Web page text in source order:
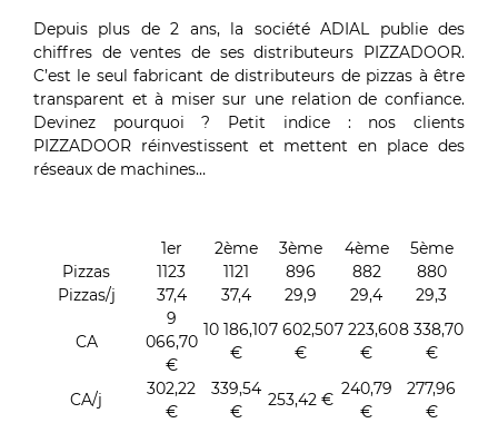
Depuis plus de 2 ans, la société ADIAL publie des
chiffres de ventes de ses distributeurs PIZZADOOR.
C’est le seul fabricant de distributeurs de pizzas à être
transparent et à miser sur une relation de confiance.
Devinez pourquoi ? Petit indice : nos clients
PIZZADOOR réinvestissent et mettent en place des
réseaux de machines…
1er 2ème 3ème 4ème
5ème
Pizzas
1123 1121 896 882
880
Pizzas/j
37,4 37,4 29,9 29,4 29,3
CA
9
066,70
€
10 186,10
€
7 602,50
€
7 223,60
€
8 338,70
€
CA/j
302,22
€
339,54
€
253,42 €
240,79
€
277,96
€